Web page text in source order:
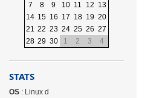
7
8 9 10 11 12 13
14 15 16 17 18 19 20
21 22 23 24 25 26 27
28 29 30 1 2 3 4
STATS
OS: Linux d